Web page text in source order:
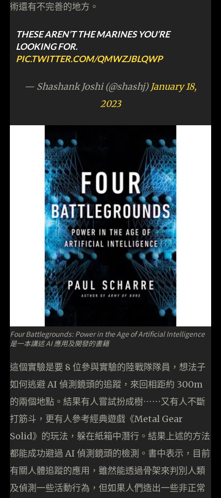
術還有不完善的地方。
THESE AREN’T THE MARINES YOU’RE
LOOKING FOR.
PIC.TWITTER.COM/QMWZJBLQWP
— Shashank Joshi (@shashj) January 18,
2023
Four Battlegrounds: Power in the Age of Artificial Intelligence
是一本講述 AI 應用及開發的書籍
這個實驗是要 8 位參與實驗的陸戰隊隊員，想法子
如何逃避 AI 偵測鏡頭的追蹤，來回相距約 300m
的兩個地點。結果有人嘗試扮成樹⋯⋯又有人不斷
打筋斗，更有人參考經典遊戲《Metal Gear
Solid》的玩法，躲在紙箱中潛行。結果上述的方法
都能成功避過 AI 偵測鏡頭的檢測。書中表示，目前
有關人體追蹤的應用，雖然能透過骨架來判別人類
及偵測一些活動行為，但如果人們造出一些非正常